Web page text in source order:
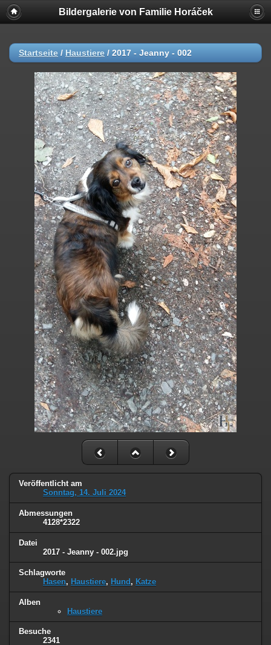
Bildergalerie von Familie Horáček
Startseite / Haustiere / 2017 - Jeanny - 002
Veröffentlicht am
Sonntag, 14. Juli 2024
Abmessungen
4128*2322
Datei
2017 - Jeanny - 002.jpg
Schlagworte
Hasen, Haustiere, Hund, Katze
Alben
Haustiere
Besuche
2341